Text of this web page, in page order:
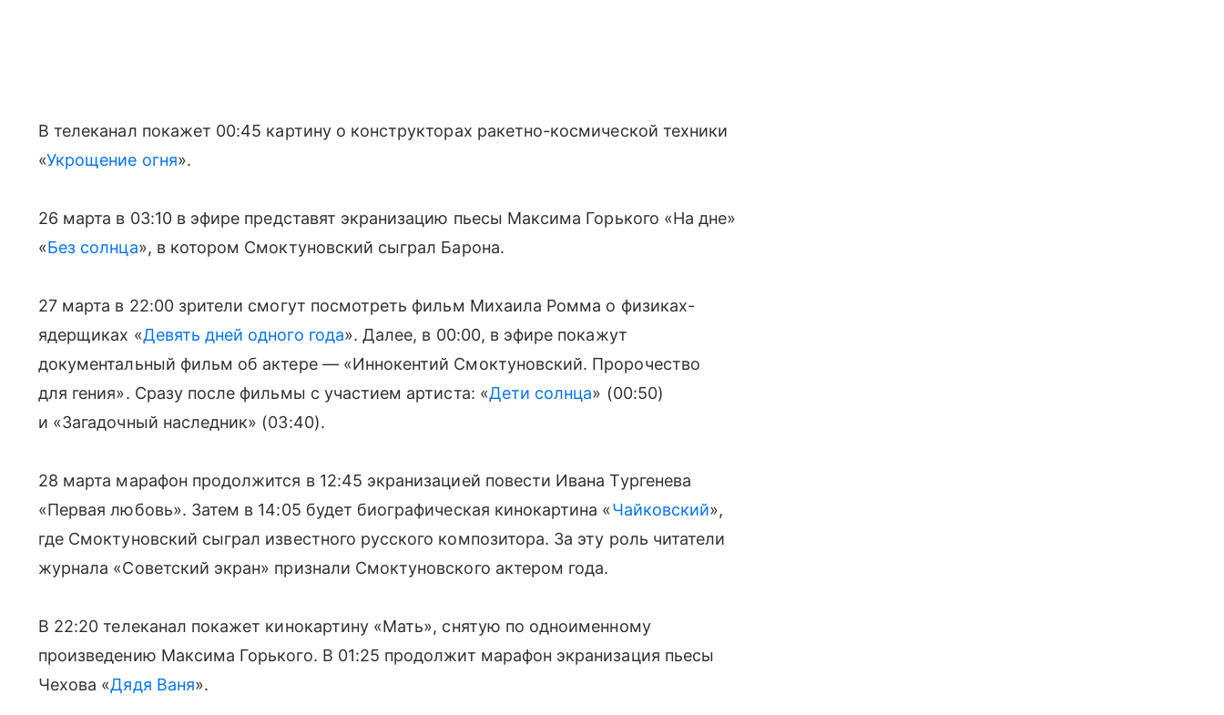
В телеканал покажет 00:45 картину о конструкторах ракетно-космической техники
«Укрощение огня».
26 марта в 03:10 в эфире представят экранизацию пьесы Максима Горького «На дне»
«Без солнца», в котором Смоктуновский сыграл Барона.
27 марта в 22:00 зрители смогут посмотреть фильм Михаила Ромма о физиках-
ядерщиках «Девять дней одного года». Далее, в 00:00, в эфире покажут
документальный фильм об актере — «Иннокентий Смоктуновский. Пророчество
для гения». Сразу после фильмы с участием артиста: «Дети солнца» (00:50)
и «Загадочный наследник» (03:40).
28 марта марафон продолжится в 12:45 экранизацией повести Ивана Тургенева
«Первая любовь». Затем в 14:05 будет биографическая кинокартина «Чайковский»,
где Смоктуновский сыграл известного русского композитора. За эту роль читатели
журнала «Советский экран» признали Смоктуновского актером года.
В 22:20 телеканал покажет кинокартину «Мать», снятую по одноименному
произведению Максима Горького. В 01:25 продолжит марафон экранизация пьесы
Чехова «Дядя Ваня».